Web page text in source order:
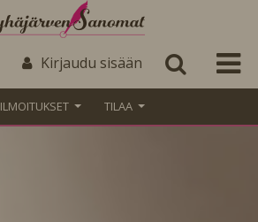
Kirjaudu sisään
ILMOITUKSET TILAA